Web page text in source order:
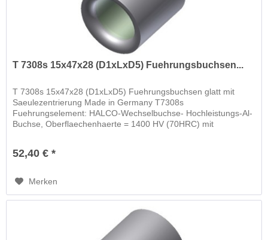
T 7308s 15x47x28 (D1xLxD5) Fuehrungsbuchsen...
T 7308s 15x47x28 (D1xLxD5) Fuehrungsbuchsen glatt mit
Saeulezentrierung Made in Germany T7308s
Fuehrungselement: HALCO-Wechselbuchse- Hochleistungs-Al-
Buchse, Oberflaechenhaerte = 1400 HV (70HRC) mit
52,40 € *
Merken